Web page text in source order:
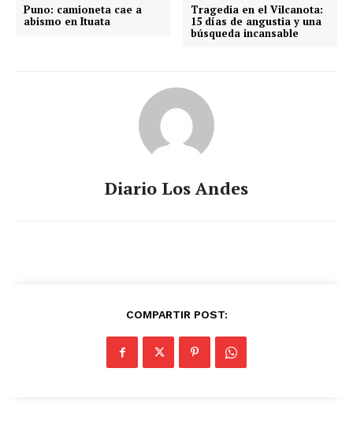
Puno: camioneta cae a
abismo en Ituata
Tragedia en el Vilcanota:
15 días de angustia y una
búsqueda incansable
Diario Los Andes
COMPARTIR POST: